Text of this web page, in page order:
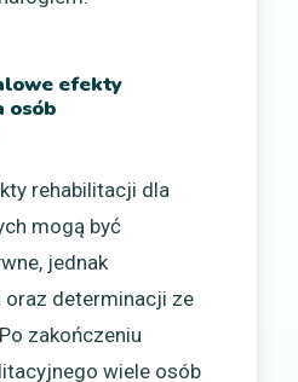
efekty
osób
rehabilitacji dla
mogą być
jednak
determinacji ze
zakończeniu
wiele osób